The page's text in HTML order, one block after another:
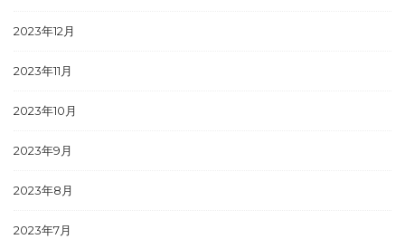
2023年12月
2023年11月
2023年10月
2023年9月
2023年8月
2023年7月